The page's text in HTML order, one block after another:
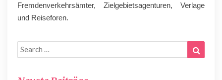
Fremdenverkehrsämter, Zielgebietsagenturen, Verlage
und Reiseforen.
Search
for: